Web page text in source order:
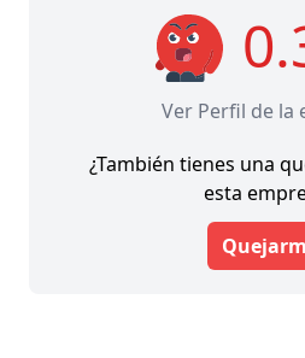
Ver Perfil de la
¿También tienes una
esta